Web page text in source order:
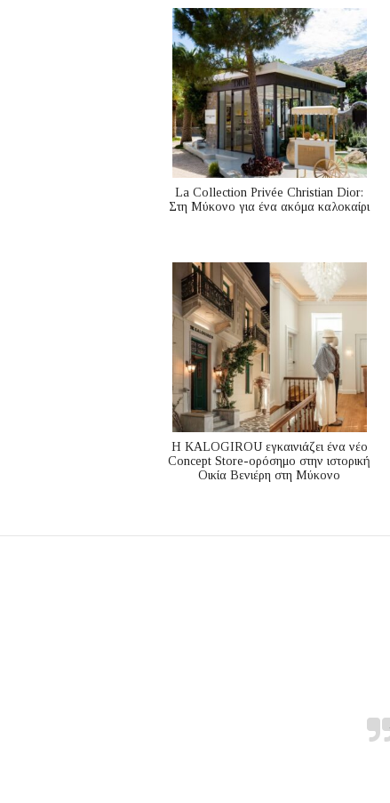
La Collection Privée Christian Dior:
Στη Μύκονο για ένα ακόμα καλοκαίρι
Η KALOGIROU εγκαινιάζει ένα νέο
Concept Store-ορόσημο στην ιστορική
Οικία Βενιέρη στη Μύκονο